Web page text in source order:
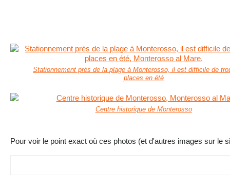
Stationnement près de la plage à Monterosso, il est difficile de
places en été
Centre historique de Monterosso
Pour voir le point exact où ces photos (et d'autres images sur le